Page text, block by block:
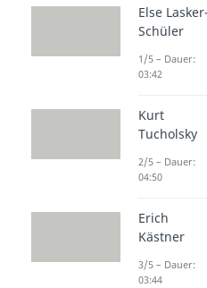
Welt- und
Sturm
Menschim
Else Lasker-
Schüler
1/5 – Dauer:
03:42
Kurt
Tucholsky
2/5 – Dauer:
04:50
Erich
Kästner
3/5 – Dauer:
03:44